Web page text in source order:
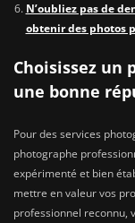
N’oubliez pas de
obtenir des photos
Choisissez un
une bonne
Pour des services
photographe
expérimenté et bien
mettre en valeur vos
professionnel reconnu,